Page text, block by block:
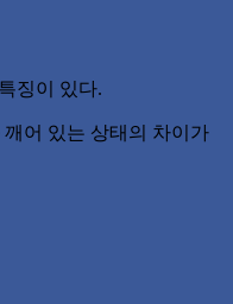
징이 있다.
어 있는 상태의 차이가